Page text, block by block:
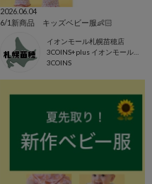
2026.06.04
6/1新商品 キッズベビー服👶🏻
イオンモール札幌苗穂店
3COINS